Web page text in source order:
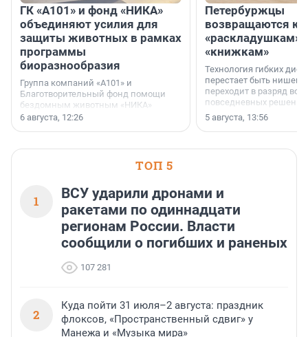
ГК «А101» и фонд «НИКА»
объединяют усилия для
защиты животных в рамках
программы
биоразнообразия
Группа компаний «А101» и
Благотворительный фонд помощи
бездомным животным «НИКА»
заключили соглашение о
6 августа, 12:26
Петербуржцы
возвращаются к
«раскладушкам»
«книжкам»
Технология гибких
перестает быть
переходит в разряд
повседневных
5 августа, 13:56
ТОП 5
1
ВСУ ударили дронами и
ракетами по одиннадцати
регионам России. Власти
сообщили о погибших и раненых
107 281
2
Куда пойти 31 июля–2 августа: праздник
флоксов, «Пространственный сдвиг» у
Манежа и «Музыка мира»